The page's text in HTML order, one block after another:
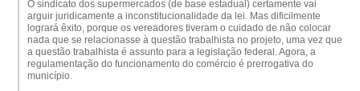
O sindicato dos supermercados (de base estadual) certamente vai
arguir juridicamente a inconstitucionalidade da lei. Mas dificilmente
logrará êxito, porque os vereadores tiveram o cuidado de não colocar
nada que se relacionasse à questão trabalhista no projeto, uma vez que
a questão trabalhista é assunto para a legislação federal. Agora, a
regulamentação do funcionamento do comércio é prerrogativa do
município.